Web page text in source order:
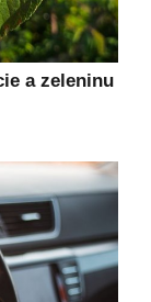
a zeleninu